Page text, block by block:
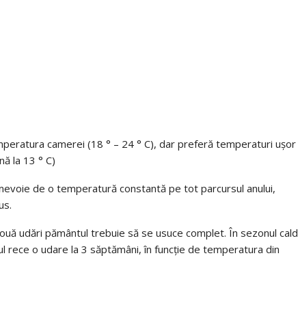
camerei (18 ° – 24 ° C), dar preferă temperaturi ușor
la 13 ° C)
de o temperatură constantă pe tot parcursul anului,
udări pământul trebuie să se usuce complet. În sezonul cald
rece o udare la 3 săptămâni, în funcție de temperatura din